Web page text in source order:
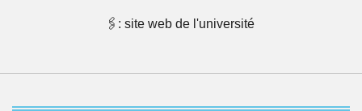
🖇: site web de l'université